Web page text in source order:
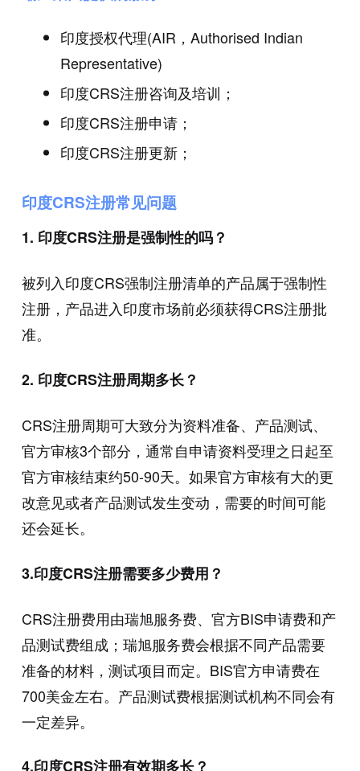
印度授权代理(AIR，Authorised Indian
Representative)
印度CRS注册咨询及培训；
印度CRS注册申请；
印度CRS注册更新；
印度CRS注册常见问题
1. 印度CRS注册是强制性的吗？
被列入印度CRS强制注册清单的产品属于强制性
注册，产品进入印度市场前必须获得CRS注册批
准。
2. 印度CRS注册周期多长？
CRS注册周期可大致分为资料准备、产品测试、
官方审核3个部分，通常自申请资料受理之日起至
官方审核结束约50-90天。如果官方审核有大的更
改意见或者产品测试发生变动，需要的时间可能
还会延长。
3.印度CRS注册需要多少费用？
CRS注册费用由瑞旭服务费、官方BIS申请费和产
品测试费组成；瑞旭服务费会根据不同产品需要
准备的材料，测试项目而定。BIS官方申请费在
700美金左右。产品测试费根据测试机构不同会有
一定差异。